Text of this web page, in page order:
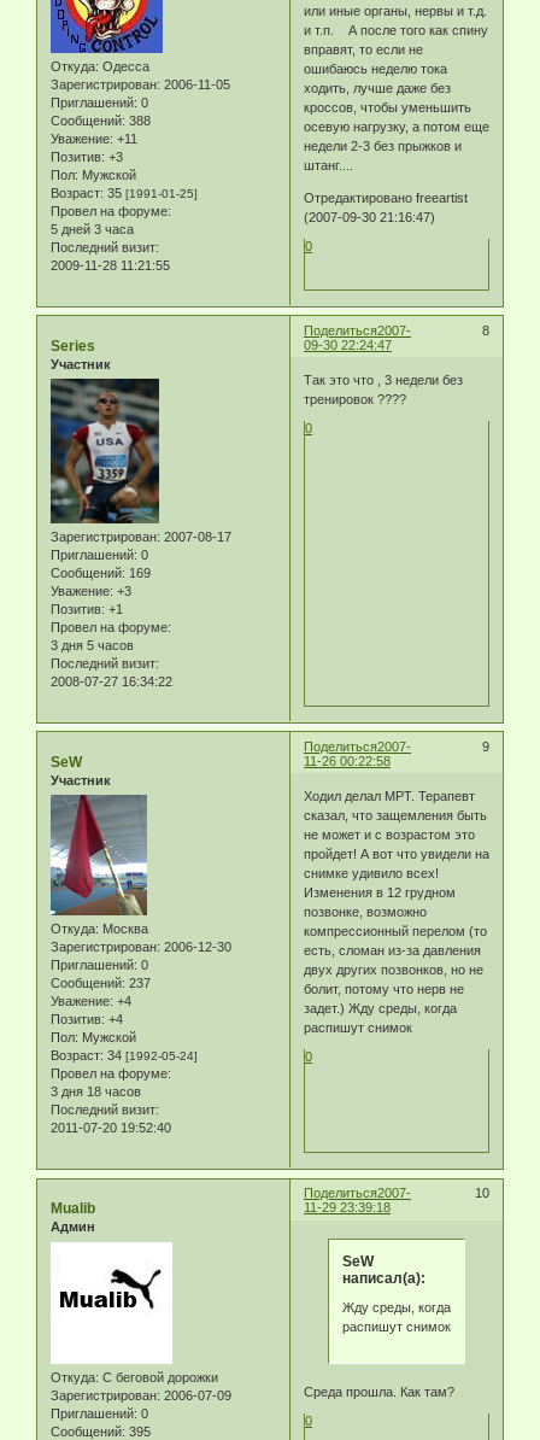
Откуда: Одесса
Зарегистрирован: 2006-11-05
Приглашений: 0
Сообщений: 388
Уважение: +11
Позитив: +3
Пол: Мужской
Возраст: 35 [1991-01-25]
Провел на форуме:
5 дней 3 часа
Последний визит:
2009-11-28 11:21:55
или иные органы, нервы и т.д.
и т.п. А после того как спину
вправят, то если не
ошибаюсь неделю тока
ходить, лучше даже без
кроссов, чтобы уменьшить
осевую нагрузку, а потом еще
недели 2-3 без прыжков и
штанг....
Отредактировано freeartist
(2007-09-30 21:16:47)
0
Поделиться 8
2007-
09-30 22:24:47
Series
Участник
Зарегистрирован: 2007-08-17
Приглашений: 0
Сообщений: 169
Уважение: +3
Позитив: +1
Провел на форуме:
3 дня 5 часов
Последний визит:
2008-07-27 16:34:22
Так это что , 3 недели без
тренировок ????
0
Поделиться 9
2007-
11-26 00:22:58
SeW
Участник
Откуда: Москва
Зарегистрирован: 2006-12-30
Приглашений: 0
Сообщений: 237
Уважение: +4
Позитив: +4
Пол: Мужской
Возраст: 34 [1992-05-24]
Провел на форуме:
3 дня 18 часов
Последний визит:
2011-07-20 19:52:40
Ходил делал МРТ. Терапевт
сказал, что защемления быть
не может и с возрастом это
пройдет! А вот что увидели на
снимке удивило всех!
Изменения в 12 грудном
позвонке, возможно
компрессионный перелом (то
есть, сломан из-за давления
двух других позвонков, но не
болит, потому что нерв не
задет.) Жду среды, когда
распишут снимок
0
Поделиться 10
2007-
11-29 23:39:18
Mualib
Админ
Откуда: С беговой дорожки
Зарегистрирован: 2006-07-09
Приглашений: 0
Сообщений: 395
SeW
написал(а):
Жду среды, когда
распишут снимок
Среда прошла. Как там?
0